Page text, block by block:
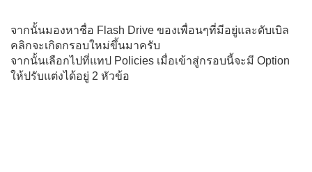
จากนั้นมองหาชื่อ Flash Drive ของเพื่อนๆที่มีอยู่และดับเบิล
คลิกจะเกิดกรอบใหม่ขึ้นมาครับ
จากนั้นเลือกไปที่แทป Policies เมื่อเข้าสู่กรอบนี้จะมี Option
ให้ปรับแต่งได้อยู่ 2 หัวข้อ